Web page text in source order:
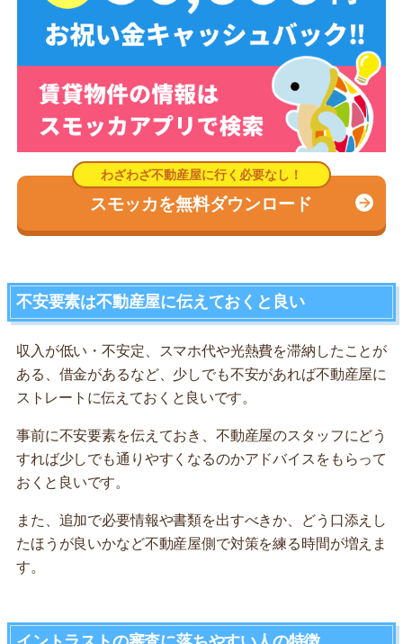
スモッカを無料ダウンロード
不安要素は不動産屋に伝えておくと良い
収入が低い・不安定、スマホ代や光熱費を滞納したことが
ある、借金があるなど、少しでも不安があれば不動産屋に
ストレートに伝えておくと良いです。
事前に不安要素を伝えておき、不動産屋のスタッフにどう
すれば少しでも通りやすくなるのかアドバイスをもらって
おくと良いです。
また、追加で必要情報や書類を出すべきか、どう口添えし
たほうが良いかなど不動産屋側で対策を練る時間が増えま
す。